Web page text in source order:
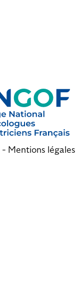
- Mentions légales